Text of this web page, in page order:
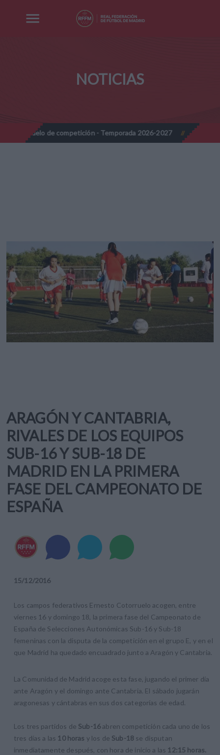
NOTICIAS
de competición - Temporada 2026-2027 // Nota
ARAGÓN Y CANTABRIA,
RIVALES DE LOS EQUIPOS
SUB-16 Y SUB-18 DE
MADRID EN LA PRIMERA
FASE DEL CAMPEONATO DE
ESPAÑA
15/12/2016
Los campos federativos Ernesto Cotorruelo acogen, entre
viernes 16 y domingo 18, la primera fase del Campeonato de
España de Selecciones Autonómicas Sub-16 y Sub-18
femeninas con la disputa de la competición en el grupo E, y en el
que Madrid ha quedado encuadrado junto a Aragón y Cantabria.
La Comunidad de Madrid acoge esta fase, jugando el primer día
ante Aragón y el domingo ante Cantabria. El sábado jugarán
aragonesas y cántabras en sus dos categorías de edad.
Los tres partidos de Sub-16 abren competición cada uno de los
tres días a las 10 horas y los de Sub-18 se disputan
inmediatamente después, con hora de inicio a las 12:15 horas.